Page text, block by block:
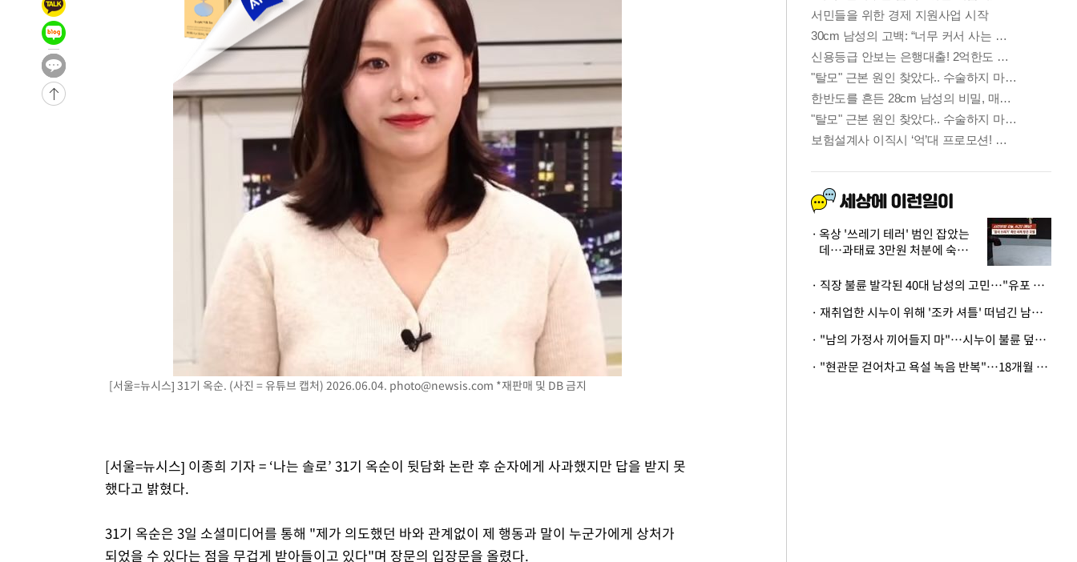
-10568초 전 >
[속보] 7월 중국 수출 23.9%↑ 수입 27.5%↑…무역총액
25.3%↑
-7728초 전 >
[속보]'채상병 순직 책임' 임성근, 항소심도 징역 3년
-7594초 전 >
[속보]종합특검, '관저이전 봐주기 감사' 유병호 구속기소
-4194초 전 >
민주 콩고 에볼라환자 4천명 돌파, 4053명 발생 1850명 사망
-32060초 전 >
"낮 기온 소폭 하락"…수도권 폭염중대경보, 폭염경보로 하향
[속보]이 대통령, '호우피해' 안동·의성 관할 4개 면 특별재난지역
[단독]중수청 지원 검사들, 정원 초과 시 낮은 계급 임용…희망지 못
낮 최고 37도 찜통더위…곳곳 소나기·강원 많은 비[내일날씨]
SK하이닉스, 용인·청주 팹에 54조 투자…"AI 메모리 수요 선제 대
여자배구 이재영·이다영 자매, 아제르바이잔 투란VC 입단
외국인 심판 성 접대 7경기 들여다보니…한국 축구 '5승 2무'
[속보]코스닥, 2.86포인트(0.36%) 내린 798.81마감
[속보]코스피, 6200선 약보합…0.60% 내린 6258.77에 마쳐
[속보]원·달러 환율, 7.7원 내린 1416.1원 마감
[속보] 노원서 40.1도 관측…서울, 2018년 이후 첫 40도
[속보]종합특검, '계엄 수용공간 확보' 신용해 前교정본부장 기소
외신들도 주목한 韓축구 파문…"국민적 공분에 수사 재개"
11시간 압수수색에 성접대 파문까지…'쑥대밭' 된 축구협회
[속보] 7월 중국 수출 23.9%↑ 수입 27.5%↑…무역총액
[속보]'채상병 순직 책임' 임성근, 항소심도 징역 3년
민주 콩고 에볼라환자 4천명 돌파, 4053명 발생 1850명 사망
[서울=뉴시스] 31기 옥순. (사진 = 유튜브 캡처) 2026.06.04. photo@newsis.com *재판매 및 DB 금지
[서울=뉴시스] 이종희 기자 = ‘나는 솔로’ 31기 옥순이 뒷담화 논란 후 순자에게 사과했지만 답을 받지 못
했다고 밝혔다.
31기 옥순은 3일 소셜미디어를 통해 "제가 의도했던 바와 관계없이 제 행동과 말이 누군가에게 상처가
되었을 수 있다는 점을 무겁게 받아들이고 있다"며 장문의 입장문을 올렸다.
옥상 '쓰레기 테러' 범인 잡았는
데…과태료 3만원 처분에 숙박업
· 직장 불륜 발각된 40대 남성의 고민…"유포 동료 명예훼손·협박죄 고소 가능할까"
· 재취업한 시누이 위해 '조카 셔틀' 떠넘긴 남편…아내 "난 못한다"
· "남의 가정사 끼어들지 마"…시누이 불륜 덮으려는 남편에 억울한 아내
· "현관문 걷어차고 욕설 녹음 반복"…18개월 아기 키우는 집 뒤흔든 '앞집의 비극'